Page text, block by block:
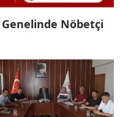
Genelinde Nöbetçi